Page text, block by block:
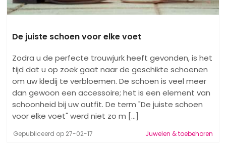
De juiste schoen voor elke voet
Zodra u de perfecte trouwjurk heeft gevonden, is het
tijd dat u op zoek gaat naar de geschikte schoenen
om uw kledij te verbloemen. De schoen is veel meer
dan gewoon een accessoire; het is een element van
schoonheid bij uw outfit. De term "De juiste schoen
voor elke voet" werd niet zo m [...]
Gepubliceerd op 27-02-17 Juwelen & toebehoren